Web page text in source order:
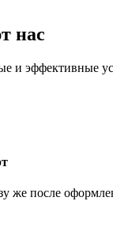
нас
и эффективные
же после